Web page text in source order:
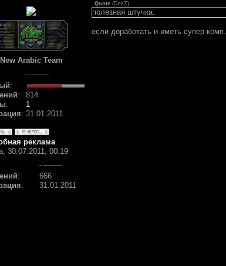
New Arabic Team
:
:
814
:
1
: 31.01.2011
Quote (DezZ)
полезная штучка.
если доработать и иметь супер-комп.
реклама
30.07.2011, 00:19
:
666
: 31.01.2011